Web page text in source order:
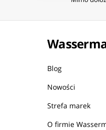
Blog
Nowości
Strefa marek
O firmie